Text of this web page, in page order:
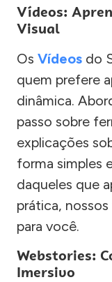
Vídeos:
Visual
Os Vídeos do
quem prefere
dinâmica.
passo sobre
explicações
forma simples
daqueles que
prática,
para você.
Webstories:
Imersivo